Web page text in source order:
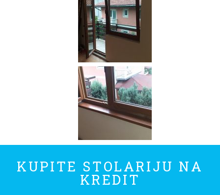
KUPITE STOLARIJU NA
KREDIT